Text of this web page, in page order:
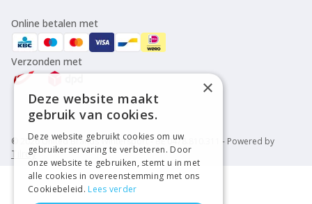
van je ski's
of
snowboard
Cancel
bestelling
Alle tips &
tricks
Over ons
Disclaimer
Privacy policy
© 2026 United Brands Wintersport - BE 0478.810.311 - Powered by
Tilroy
Online betalen met
Verzonden met
×
Deze website maakt
gebruik van cookies.
Deze website gebruikt cookies om uw
gebruikerservaring te verbeteren. Door
onze website te gebruiken, stemt u in met
alle cookies in overeenstemming met ons
Cookiebeleid. Lees verder